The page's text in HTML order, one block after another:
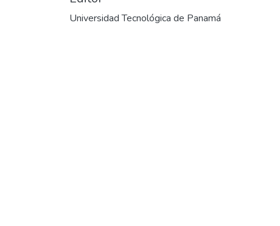
Universidad Tecnológica de Panamá